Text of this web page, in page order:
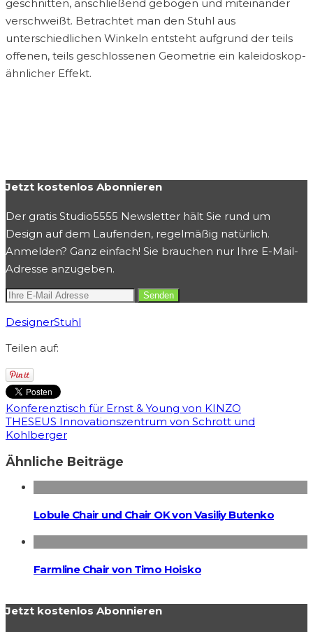
geschnitten, anschließend gebogen und miteinander
verschweißt. Betrachtet man den Stuhl aus
unterschiedlichen Winkeln entsteht aufgrund der teils
offenen, teils geschlossenen Geometrie ein kaleidoskop-
ähnlicher Effekt.
Jetzt kostenlos Abonnieren
Der gratis Studio5555 Newsletter hält Sie rund um
Design auf dem Laufenden, regelmäßig natürlich.
Anmelden? Ganz einfach! Sie brauchen nur Ihre E-Mail-
Adresse anzugeben.
DesignerStuhl
Teilen auf:
Konferenztisch für Ernst & Young von KINZO
THESEUS Innovationszentrum von Schrott und
Kohlberger
Ähnliche Beiträge
Lobule Chair und Chair OK von Vasiliy Butenko
Farmline Chair von Timo Hoisko
Jetzt kostenlos Abonnieren